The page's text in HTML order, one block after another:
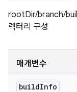
rootDir/branch/
렉터리 구성
매개변수
buildInfo